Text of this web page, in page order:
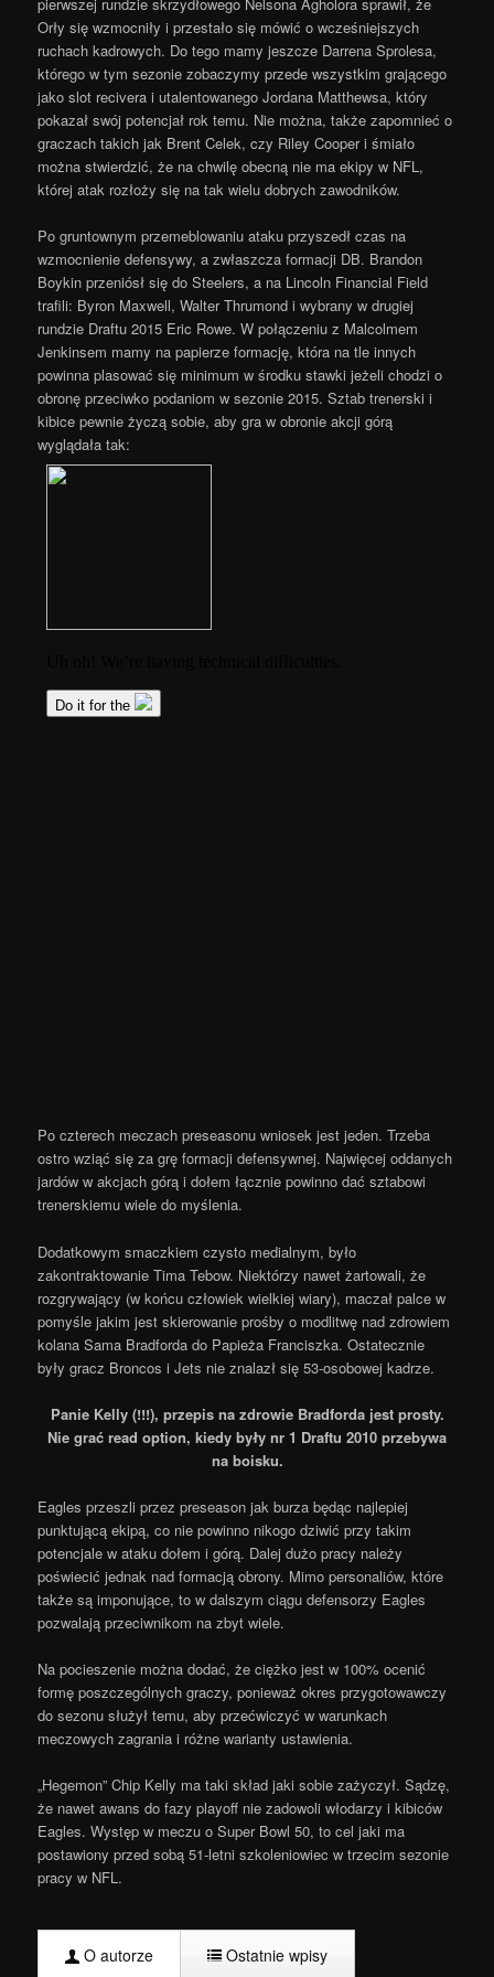
pierwszej rundzie skrzydłowego Nelsona Agholora sprawił, że
Orły się wzmocniły i przestało się mówić o wcześniejszych
ruchach kadrowych. Do tego mamy jeszcze Darrena Sprolesa,
którego w tym sezonie zobaczymy przede wszystkim grającego
jako slot recivera i utalentowanego Jordana Matthewsa, który
pokazał swój potencjał rok temu. Nie można, także zapomnieć o
graczach takich jak Brent Celek, czy Riley Cooper i śmiało
można stwierdzić, że na chwilę obecną nie ma ekipy w NFL,
której atak rozłoży się na tak wielu dobrych zawodników.
Po gruntownym przemeblowaniu ataku przyszedł czas na
wzmocnienie defensywy, a zwłaszcza formacji DB. Brandon
Boykin przeniósł się do Steelers, a na Lincoln Financial Field
trafili: Byron Maxwell, Walter Thrumond i wybrany w drugiej
rundzie Draftu 2015 Eric Rowe. W połączeniu z Malcolmem
Jenkinsem mamy na papierze formację, która na tle innych
powinna plasować się minimum w środku stawki jeżeli chodzi o
obronę przeciwko podaniom w sezonie 2015. Sztab trenerski i
kibice pewnie życzą sobie, aby gra w obronie akcji górą
wyglądała tak:
Po czterech meczach preseasonu wniosek jest jeden. Trzeba
ostro wziąć się za grę formacji defensywnej. Najwięcej oddanych
jardów w akcjach górą i dołem łącznie powinno dać sztabowi
trenerskiemu wiele do myślenia.
Dodatkowym smaczkiem czysto medialnym, było
zakontraktowanie Tima Tebow. Niektórzy nawet żartowali, że
rozgrywający (w końcu człowiek wielkiej wiary), maczał palce w
pomyśle jakim jest skierowanie prośby o modlitwę nad zdrowiem
kolana Sama Bradforda do Papieża Franciszka. Ostatecznie
były gracz Broncos i Jets nie znalazł się 53-osobowej kadrze.
Panie Kelly (!!!), przepis na zdrowie Bradforda jest prosty.
Nie grać read option, kiedy były nr 1 Draftu 2010 przebywa
na boisku.
Eagles przeszli przez preseason jak burza będąc najlepiej
punktującą ekipą, co nie powinno nikogo dziwić przy takim
potencjale w ataku dołem i górą. Dalej dużo pracy należy
poświecić jednak nad formacją obrony. Mimo personaliów, które
także są imponujące, to w dalszym ciągu defensorzy Eagles
pozwalają przeciwnikom na zbyt wiele.
Na pocieszenie można dodać, że ciężko jest w 100% ocenić
formę poszczególnych graczy, ponieważ okres przygotowawczy
do sezonu służył temu, aby przećwiczyć w warunkach
meczowych zagrania i różne warianty ustawienia.
„Hegemon” Chip Kelly ma taki skład jaki sobie zażyczył. Sądzę,
że nawet awans do fazy playoff nie zadowoli włodarzy i kibiców
Eagles. Występ w meczu o Super Bowl 50, to cel jaki ma
postawiony przed sobą 51-letni szkoleniowiec w trzecim sezonie
pracy w NFL.
O autorze Ostatnie wpisy